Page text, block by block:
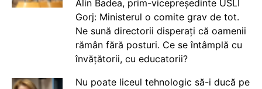
Alin Badea, prim-vicepreședinte USLI
Gorj: Ministerul o comite grav de tot.
Ne sună directorii disperați că oamenii
rămân fără posturi. Ce se întâmplă cu
învățătorii, cu educatorii?
Nu poate liceul tehnologic să-i ducă pe